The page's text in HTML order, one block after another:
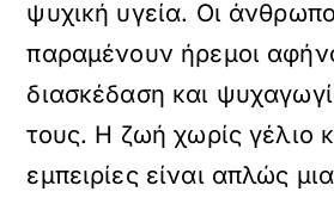
ψυχική υγεία. Οι
παραμένουν ήρεμοι
διασκέδαση και
τους. Η ζωή χωρίς γέλιο
εμπειρίες είναι απλώς